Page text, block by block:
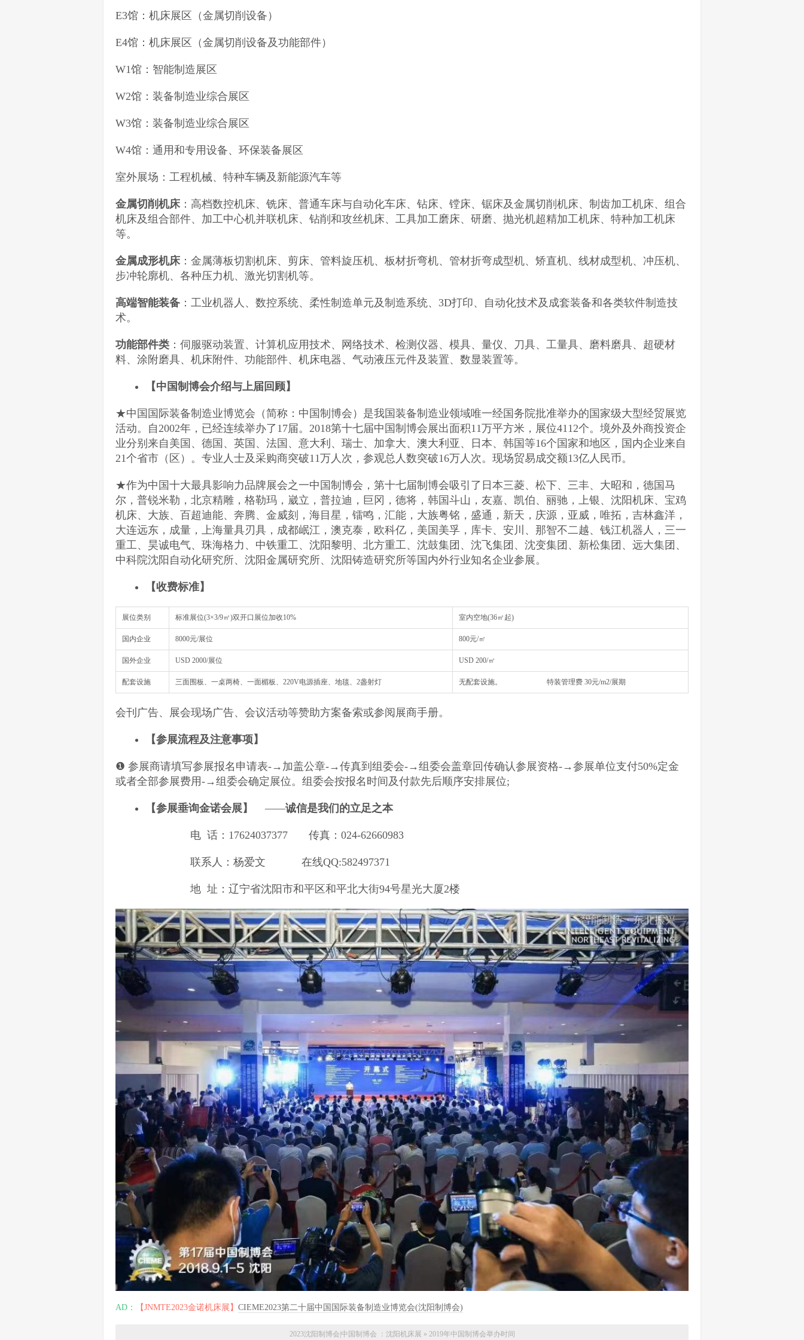
E3馆：机床展区（金属切削设备）
E4馆：机床展区（金属切削设备及功能部件）
W1馆：智能制造展区
W2馆：装备制造业综合展区
W3馆：装备制造业综合展区
W4馆：通用和专用设备、环保装备展区
室外展场：工程机械、特种车辆及新能源汽车等
金属切削机床：高档数控机床、铣床、普通车床与自动化车床、钻床、镗床、锯床及金属切削机床、制齿加工机床、组合
机床及组合部件、加工中心机并联机床、钻削和攻丝机床、工具加工磨床、研磨、抛光机超精加工机床、特种加工机床
等。
金属成形机床：金属薄板切割机床、剪床、管料旋压机、板材折弯机、管材折弯成型机、矫直机、线材成型机、冲压机、
步冲轮廓机、各种压力机、激光切割机等。
高端智能装备 ：工业机器人、数控系统、柔性制造单元及制造系统、3D打印、自动化技术及成套装备和各类软件制造技
术。
功能部件类 ：伺服驱动装置、计算机应用技术、网络技术、检测仪器、模具、量仪、刀具、工量具、磨料磨具、超硬材
料、涂附磨具、机床附件、功能部件、机床电器、气动液压元件及装置、数显装置等。
【中国制博会介绍与 上届回顾】
★中国国际装备制造业博览会（简称：中国制博会）是我国装备制造业领域唯一经国务院批准举办的国家级大型经贸展览
活动。自2002年，已经连续举办了17届。2018第十七届中国制博会展出面积11万平方米，展位4112个。境外及外商投资企
业分别来自美国、德国、英国、法国、意大利、瑞士、加拿大、澳大利亚、日本、韩国等16个国家和地区，国内企业来自
21个省市（区）。专业人士及采购商突破11万人次，参观总人数突破16万人次。现场贸易成交额13亿人民币。
★作为中国十大最具影响力品牌展会之一中国制博会，第十七届制博会吸引了日本三菱、松下、三丰、大昭和，德国马
尔，普锐米勒，北京精雕，格勒玛，崴立，普拉迪，巨冈，德将，韩国斗山，友嘉、凯伯、丽驰，上银、沈阳机床、宝鸡
机床、大族、百超迪能、奔腾、金威刻，海目星，镭鸣，汇能，大族粤铭，盛通，新天，庆源，亚威，唯拓，吉林鑫洋，
大连远东，成量，上海量具刃具，成都岷江，澳克泰，欧科亿，美国美孚，库卡、安川、那智不二越、钱江机器人，三一
重工、昊诚电气、珠海格力、中铁重工、沈阳黎明、北方重工、沈鼓集团、沈飞集团、沈变集团、新松集团、远大集团、
中科院沈阳自动化研究所、沈阳金属研究所、沈阳铸造研究所等国内外行业知名企业参展。
【收费标准】
展位类别 标准展位(3×3/9㎡)双开口展位加收10% 室内空地(36㎡起)
国内企业 8000元/展位 800元/㎡
国外企业 USD 2000/展位 USD 200/㎡
配套设施 三面围板、一桌两椅、一面楣板、220V电源插座、地毯、2盏射灯 无配套设施。 特装管理费 30元/m2/展期
会刊广告、展会现场广告、会议活动等赞助方案备索或参阅展商手册。
【参展流程及注意事项】
❶ 参展商请填写参展报名申请表-→加盖公章-→传真到组委会-→组委会盖章回传确认参展资格-→参展单位支付50%定金
或者全部参展费用-→组委会确定展位。组委会按报名时间及付款先后顺序安排展位;
【参展垂询金诺会展】 ——诚信是我们的立足之本
电 话：17624037377 传真：024-62660983
联系人：杨爱文 在线QQ:582497371
地 址：辽宁省沈阳市和平区和平北大街94号星光大厦2楼
AD： 【JNMTE2023金诺机床展】 CIEME2023第二十届中国国际装备制造业博览会(沈阳制博会)
2023沈阳制博会|中国制博会 ： 沈阳机床展 » 2019年中国制博会举办时间